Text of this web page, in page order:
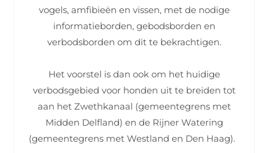
vogels, amfibieën en vissen, met de nodige
informatieborden, gebodsborden en
verbodsborden om dit te bekrachtigen.
Het voorstel is dan ook om het huidige
verbodsgebied voor honden uit te breiden tot
aan het Zwethkanaal (gemeentegrens met
Midden Delfland) en de Rijner Watering
(gemeentegrens met Westland en Den Haag).